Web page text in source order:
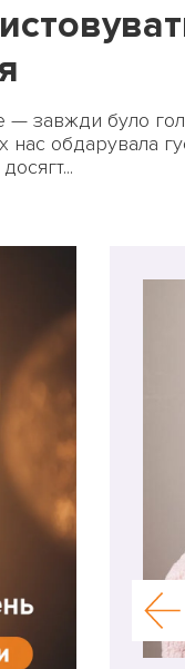
— завжди було
обдарувала